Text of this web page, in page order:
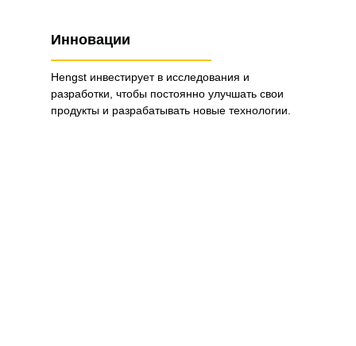
Инновации
Hengst инвестирует в исследования и
разработки, чтобы постоянно улучшать свои
продукты и разрабатывать новые технологии.